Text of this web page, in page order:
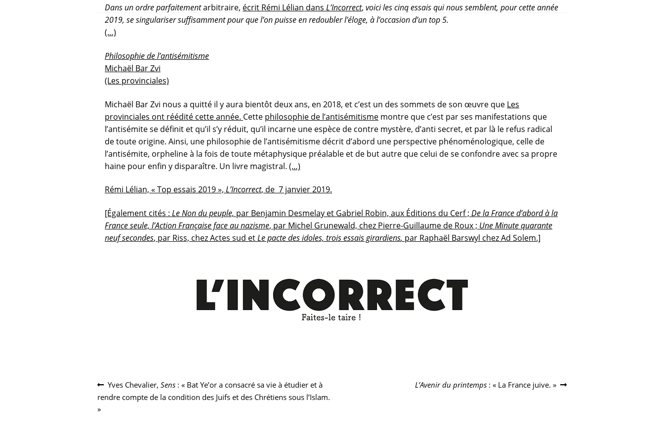
Dans un ordre parfaitementarbitraire, écrit Rémi Lélian dans L’Incorrect, voici les cinq essais qui nous semblent, pour cette année
2019, se singulariser suffisamment pour que l’on puisse en redoubler l’éloge, à l’occasion d’un top 5.
(…)
Philosophie de l’antisémitisme
Michaël Bar Zvi
(Les provinciales)
Michaël Bar Zvi nous a quitté il y aura bientôt deux ans, en 2018, et c’est un des sommets de son œuvre que Les
provinciales ont réédité cette année. Cette philosophie de l’antisémitisme montre que c’est par ses manifestations que
l’antisémite se définit et qu’il s’y réduit, qu’il incarne une espèce de contre mystère, d’anti secret, et par là le refus radical
de toute origine. Ainsi, une philosophie de l’antisémitisme décrit d’abord une perspective phénoménologique, celle de
l’antisémite, orpheline à la fois de toute métaphysique préalable et de but autre que celui de se confondre avec sa propre
haine pour enfin y disparaître. Un livre magistral. (…)
Rémi Lélian, « Top essais 2019 », L’Incorrect, de 7 janvier 2019.
[Également cités : Le Non du peuple, par Benjamin Desmelay et Gabriel Robin, aux Éditions du Cerf ; De la France d’abord à la
France seule, l’Action Française face au nazisme, par Michel Grunewald, chez Pierre-Guillaume de Roux ; Une Minute quarante
neuf secondes, par Riss, chez Actes sud etLe pacte des idoles, trois essais girardiens, par Raphaël Barswyl chez Ad Solem.]
Navigation
de
Article
précédent :
Yves Chevalier,Sens : « Bat Ye’or a consacré sa vie à étudier et à
rendre compte de la condition des Juifs et des Chrétiens sous l’Islam.
»
Article
L’Avenir du printemps: « La France juive. »